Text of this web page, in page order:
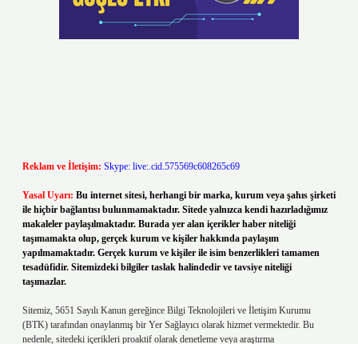
Reklam ve İletişim: Skype: live:.cid.575569c608265c69
Yasal Uyarı: Bu internet sitesi, herhangi bir marka, kurum veya şahıs şirketi
ile hiçbir bağlantısı bulunmamaktadır. Sitede yalnızca kendi hazırladığımız
makaleler paylaşılmaktadır. Burada yer alan içerikler haber niteliği
taşımamakta olup, gerçek kurum ve kişiler hakkında paylaşım
yapılmamaktadır. Gerçek kurum ve kişiler ile isim benzerlikleri tamamen
tesadüfidir. Sitemizdeki bilgiler taslak halindedir ve tavsiye niteliği
taşımazlar.
Sitemiz, 5651 Sayılı Kanun gereğince Bilgi Teknolojileri ve İletişim Kurumu
(BTK) tarafından onaylanmış bir Yer Sağlayıcı olarak hizmet vermektedir. Bu
nedenle, sitedeki içerikleri proaktif olarak denetleme veya araştırma